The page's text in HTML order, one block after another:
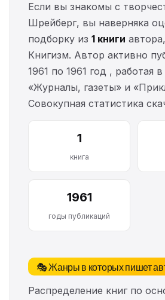
Если вы знакомы с
Шрейберг, вы наверняка
подборку из 1 книги
Книгизм. Автор активно
1961 по 1961 год , работая
«Журналы, газеты» и
Совокупная статистика
1
книга
1961
годы публикаций
🎭 Жанры в которых пишет
Распределение книг по